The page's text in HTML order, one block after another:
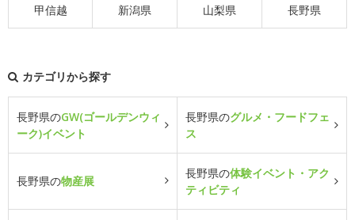
甲信越 新潟県 山梨県 長野県
カテゴリから探す
長野県のGW(ゴールデンウィ
ーク)イベント
長野県のグルメ・フードフェ
ス
長野県の物産展
長野県の体験イベント・アク
ティビティ